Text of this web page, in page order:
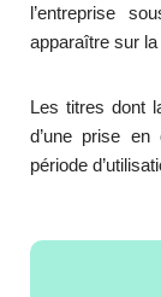
l’entreprise
apparaître sur
Les titres dont
d’une prise en
période